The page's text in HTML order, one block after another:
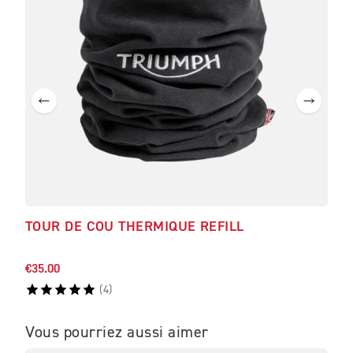
TOUR DE COU THERMIQUE REFILL
€35.00
(4)
Vous pourriez aussi aimer